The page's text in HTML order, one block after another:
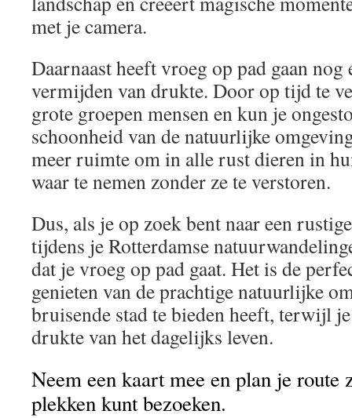
met je camera.
Daarnaast heeft vroeg op pad gaan
vermijden van drukte. Door op tijd te
grote groepen mensen en kun je
schoonheid van de natuurlijke
meer ruimte om in alle rust dieren in
waar te nemen zonder ze te verstoren.
Dus, als je op zoek bent naar een
tijdens je Rotterdamse
dat je vroeg op pad gaat. Het is de
genieten van de prachtige natuurlijke
bruisende stad te bieden heeft, terwijl
drukte van het dagelijks leven.
Neem een kaart mee en plan je route
plekken kunt bezoeken.